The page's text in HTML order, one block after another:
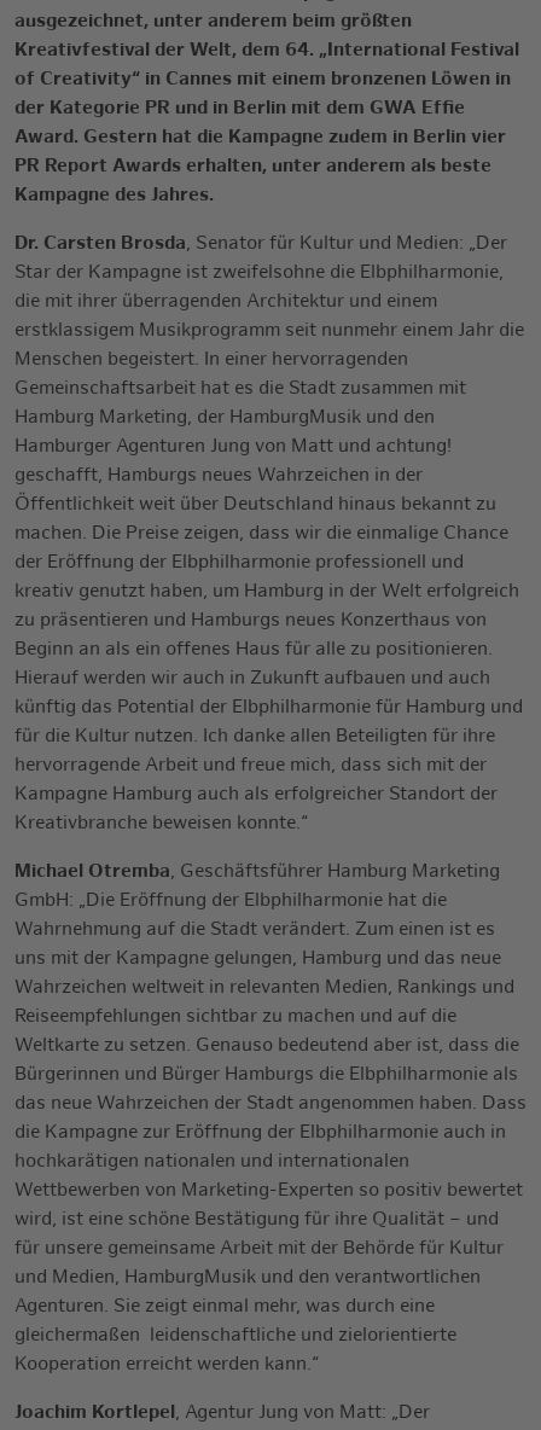
ausgezeichnet, unter anderem beim größten
Kreativfestival der Welt, dem 64. „International Festival
of Creativity“ in Cannes mit einem bronzenen Löwen in
der Kategorie PR und in Berlin mit dem GWA Effie
Award. Gestern hat die Kampagne zudem in Berlin vier
PR Report Awards erhalten, unter anderem als beste
Kampagne des Jahres.
Dr. Carsten Brosda, Senator für Kultur und Medien: „Der
Star der Kampagne ist zweifelsohne die Elbphilharmonie,
die mit ihrer überragenden Architektur und einem
erstklassigem Musikprogramm seit nunmehr einem Jahr die
Menschen begeistert. In einer hervorragenden
Gemeinschaftsarbeit hat es die Stadt zusammen mit
Hamburg Marketing, der HamburgMusik und den
Hamburger Agenturen Jung von Matt und achtung!
geschafft, Hamburgs neues Wahrzeichen in der
Öffentlichkeit weit über Deutschland hinaus bekannt zu
machen. Die Preise zeigen, dass wir die einmalige Chance
der Eröffnung der Elbphilharmonie professionell und
kreativ genutzt haben, um Hamburg in der Welt erfolgreich
zu präsentieren und Hamburgs neues Konzerthaus von
Beginn an als ein offenes Haus für alle zu positionieren.
Hierauf werden wir auch in Zukunft aufbauen und auch
künftig das Potential der Elbphilharmonie für Hamburg und
für die Kultur nutzen. Ich danke allen Beteiligten für ihre
hervorragende Arbeit und freue mich, dass sich mit der
Kampagne Hamburg auch als erfolgreicher Standort der
Kreativbranche beweisen konnte.“
Michael Otremba, Geschäftsführer Hamburg Marketing
GmbH: „Die Eröffnung der Elbphilharmonie hat die
Wahrnehmung auf die Stadt verändert. Zum einen ist es
uns mit der Kampagne gelungen, Hamburg und das neue
Wahrzeichen weltweit in relevanten Medien, Rankings und
Reiseempfehlungen sichtbar zu machen und auf die
Weltkarte zu setzen. Genauso bedeutend aber ist, dass die
Bürgerinnen und Bürger Hamburgs die Elbphilharmonie als
das neue Wahrzeichen der Stadt angenommen haben. Dass
die Kampagne zur Eröffnung der Elbphilharmonie auch in
hochkarätigen nationalen und internationalen
Wettbewerben von Marketing-Experten so positiv bewertet
wird, ist eine schöne Bestätigung für ihre Qualität – und
für unsere gemeinsame Arbeit mit der Behörde für Kultur
und Medien, HamburgMusik und den verantwortlichen
Agenturen. Sie zeigt einmal mehr, was durch eine
gleichermaßen leidenschaftliche und zielorientierte
Kooperation erreicht werden kann.“
Joachim Kortlepel, Agentur Jung von Matt: „Der